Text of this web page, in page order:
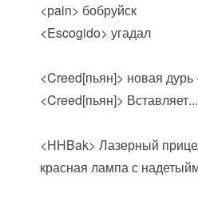
<рain> бобруйск
<Escogido> угадал
<Creed[пьян]> новая дурь
<Creed[пьян]> Вставляет...
<HHBak> Лазерный
красная лампа с